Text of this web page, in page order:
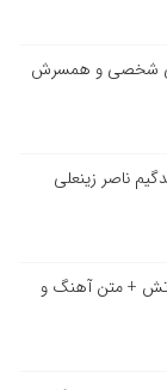
شخصی و همسرش
ناصر زینعلی
+ متن آهنگ و